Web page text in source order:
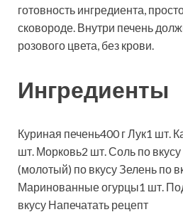
готовность ингредиента,
сковороде. Внутри печень
розового цвета, без крови.
Ингредиенты
Куриная печень400 г Лук1 шт.
шт. Морковь2 шт. Соль по
(молотый) по вкусу Зелень по
Маринованные огурцы1 шт.
вкусу Напечатать рецепт